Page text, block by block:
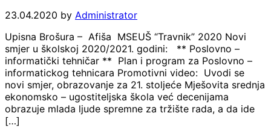
23.04.2020 by Administrator
Upisna Brošura – Afiša MSEUŠ “Travnik” 2020 Novi
smjer u školskoj 2020/2021. godini: ** Poslovno –
informatički tehničar ** Plan i program za Poslovno –
informatickog tehnicara Promotivni video: Uvodi se
novi smjer, obrazovanje za 21. stoljeće Mješovita srednja
ekonomsko – ugostiteljska škola već decenijama
obrazuje mlada ljude spremne za tržište rada, a da ide
[…]